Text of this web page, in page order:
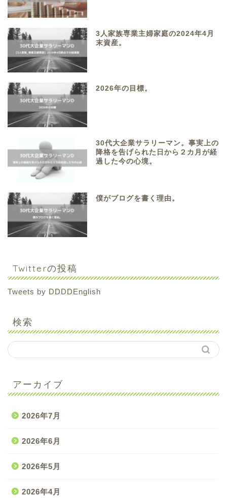
3人家族専業主婦家庭の2024年4月
末資産。
2026年の目標。
30代大企業サラリーマン。事実上の
降格を告げられた日から２カ月が経
過した今の心境。
僕がブログを書く理由。
Twitterの投稿
Tweets by DDDDEnglish
検索
アーカイブ
2026年7月
2026年6月
2026年5月
2026年4月